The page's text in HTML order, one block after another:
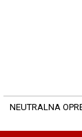
NEUTRALNA